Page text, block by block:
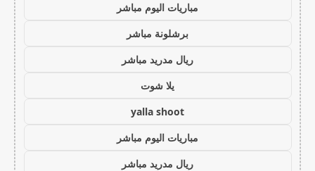
مباريات اليوم مباشر
برشلونة مباشر
ريال مدريد مباشر
يلا شوت
yalla shoot
مباريات اليوم مباشر
ريال مدريد مباشر